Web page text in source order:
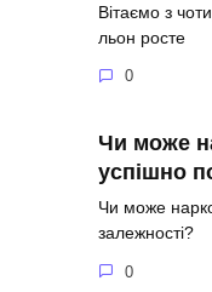
Вітаємо з
льон росте
0
Чи може
успішно
Чи може
залежності?
0